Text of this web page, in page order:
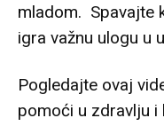
mladom. Spavajte
igra važnu ulogu u
Pogledajte ovaj
pomoći u zdravlju i